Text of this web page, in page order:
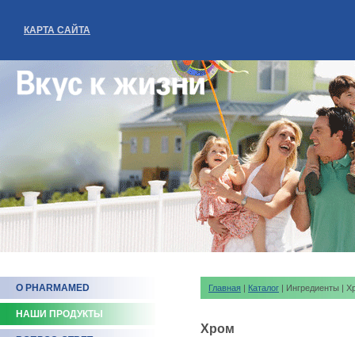
КАРТА САЙТА
О PHARMAMED
НАШИ ПРОДУКТЫ
Главная | Каталог | Ингредиенты |
Хром